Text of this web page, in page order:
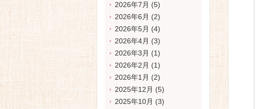
2026年7月 (5)
2026年6月 (2)
2026年5月 (4)
2026年4月 (3)
2026年3月 (1)
2026年2月 (1)
2026年1月 (2)
2025年12月 (5)
2025年10月 (3)